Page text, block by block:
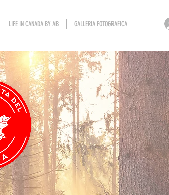
LIFE IN CANADA BY AB GALLERIA FOTOGRAFICA